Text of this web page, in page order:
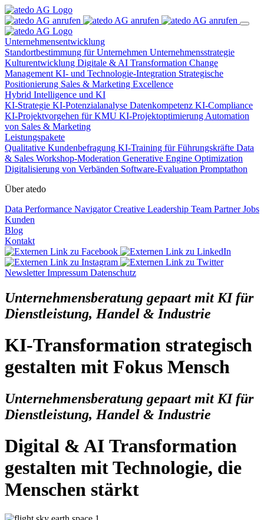
Unternehmensentwicklung
Standortbestimmung für Unternehmen Unternehmensstrategie
Kulturentwicklung Digitale & AI Transformation Change
Management KI- und Technologie-Integration Strategische
Positionierung Sales & Marketing Excellence
Hybrid Intelligence und KI
KI-Strategie KI-Potenzialanalyse Datenkompetenz KI-Compliance
KI-Projektvorgehen für KMU KI-Projektoptimierung Automation
von Sales & Marketing
Leistungspakete
Qualitative Kundenbefragung KI-Training für Führungskräfte Data
& Sales Workshop-Moderation Generative Engine Optimization
Digitalisierung von Verbänden Software-Evaluation Promptathon
Über atedo
Data Performance NavigatorCreative Leadership Team PartnerJobs
Kunden
Blog
Kontakt
NewsletterImpressum Datenschutz
Unternehmensberatung gepaart mit KIfür
Dienstleistung, Handel & Industrie
KI-Transformation strategisch
gestalten mit Fokus Mensch
Unternehmensberatung gepaart mit KIfür
Dienstleistung, Handel & Industrie
Digital & AI Transformation
gestalten mit Technologie, die
Menschen stärkt